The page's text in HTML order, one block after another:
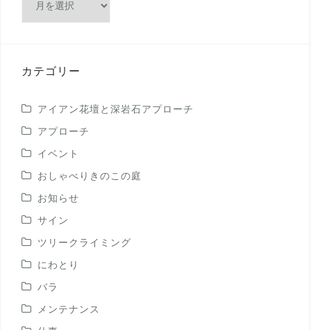
稿
カテゴリー
アイアン花壇と深岩石アプローチ
アプローチ
イベント
おしゃべりきのこの庭
お知らせ
サイン
ツリークライミング
にわとり
バラ
メンテナンス